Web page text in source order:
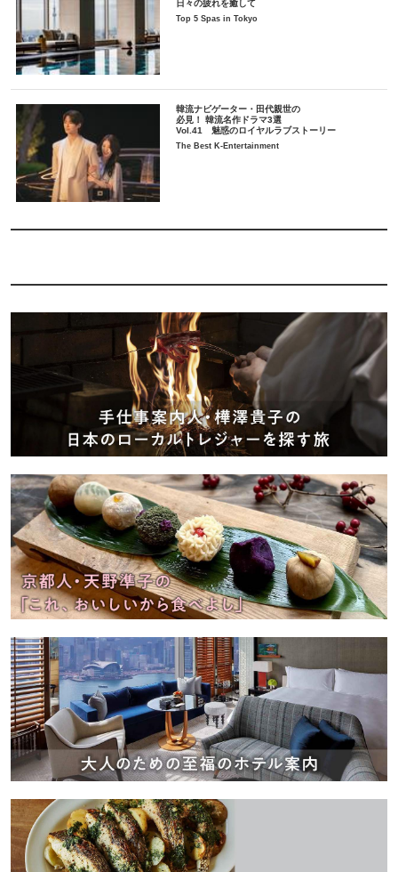
日々の疲れを癒して
Top 5 Spas in Tokyo
韓流ナビゲーター・田代親世の
必見！ 韓流名作ドラマ3選
Vol.41 魅惑のロイヤルラブストーリー
The Best K-Entertainment